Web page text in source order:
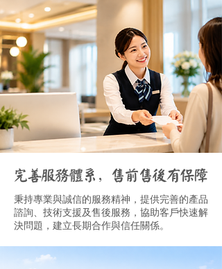
完善服務體系，售前售後有保障
秉持專業與誠信的服務精神，提供完善的產品
諮詢、技術支援及售後服務，協助客戶快速解
決問題，建立長期合作與信任關係。